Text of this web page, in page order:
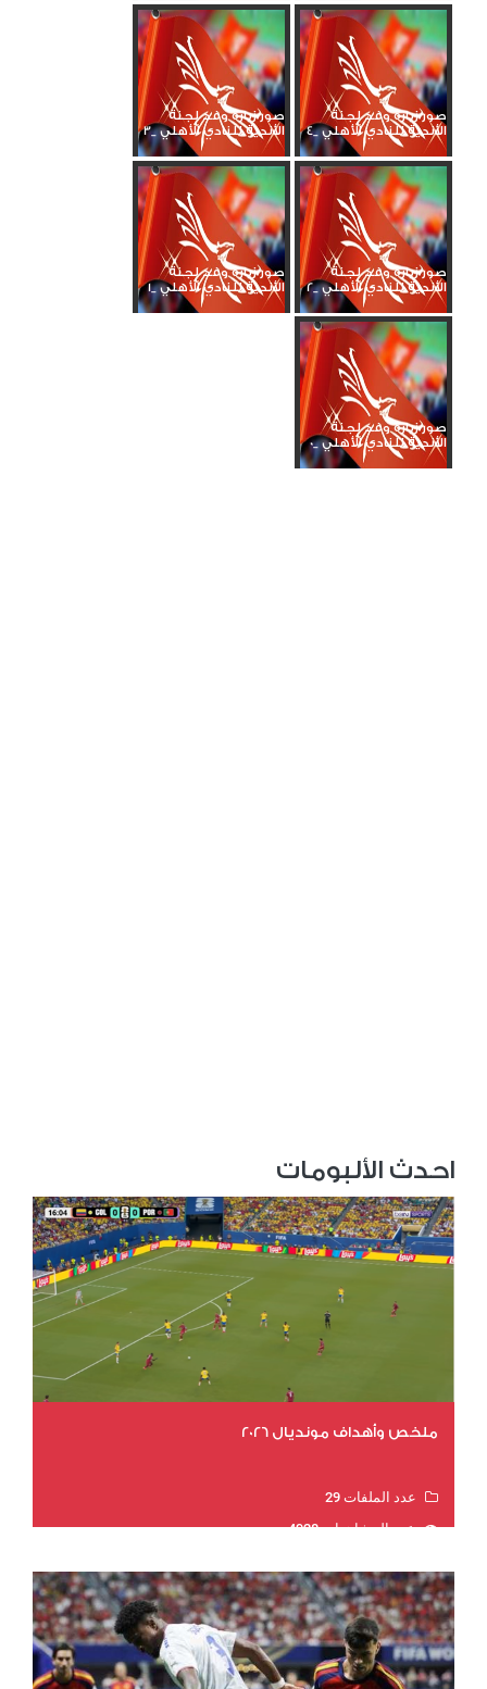
صور زيارة وفد لجنة
الأندية للنادي الأهلي _4
صور زيارة وفد لجنة
الأندية للنادي الأهلي _3
صور زيارة وفد لجنة
الأندية للنادي الأهلي _2
صور زيارة وفد لجنة
الأندية للنادي الأهلي _1
صور زيارة وفد لجنة
الأندية للنادي الأهلي _0
احدث الألبومات
ملخص وأهداف مونديال 2026
عدد الملفات 29
عدد المشاهدات 4928